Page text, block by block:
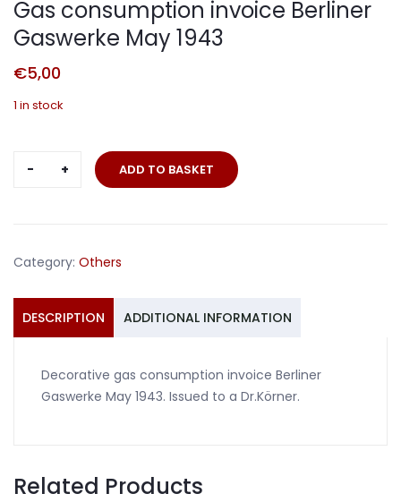
Gas consumption invoice Berliner
Gaswerke May 1943
€5,00
1 in stock
consumption
May
quantity
ADD TO BASKET
Category: Others
DESCRIPTION ADDITIONAL INFORMATION
Decorative gas consumption invoice Berliner
Gaswerke May 1943. Issued to a Dr.Körner.
Related Products